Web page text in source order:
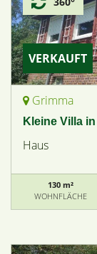
VERKAUFT
Grimma
Kleine Villa
Haus
130 m²
WOHNFLÄCHE